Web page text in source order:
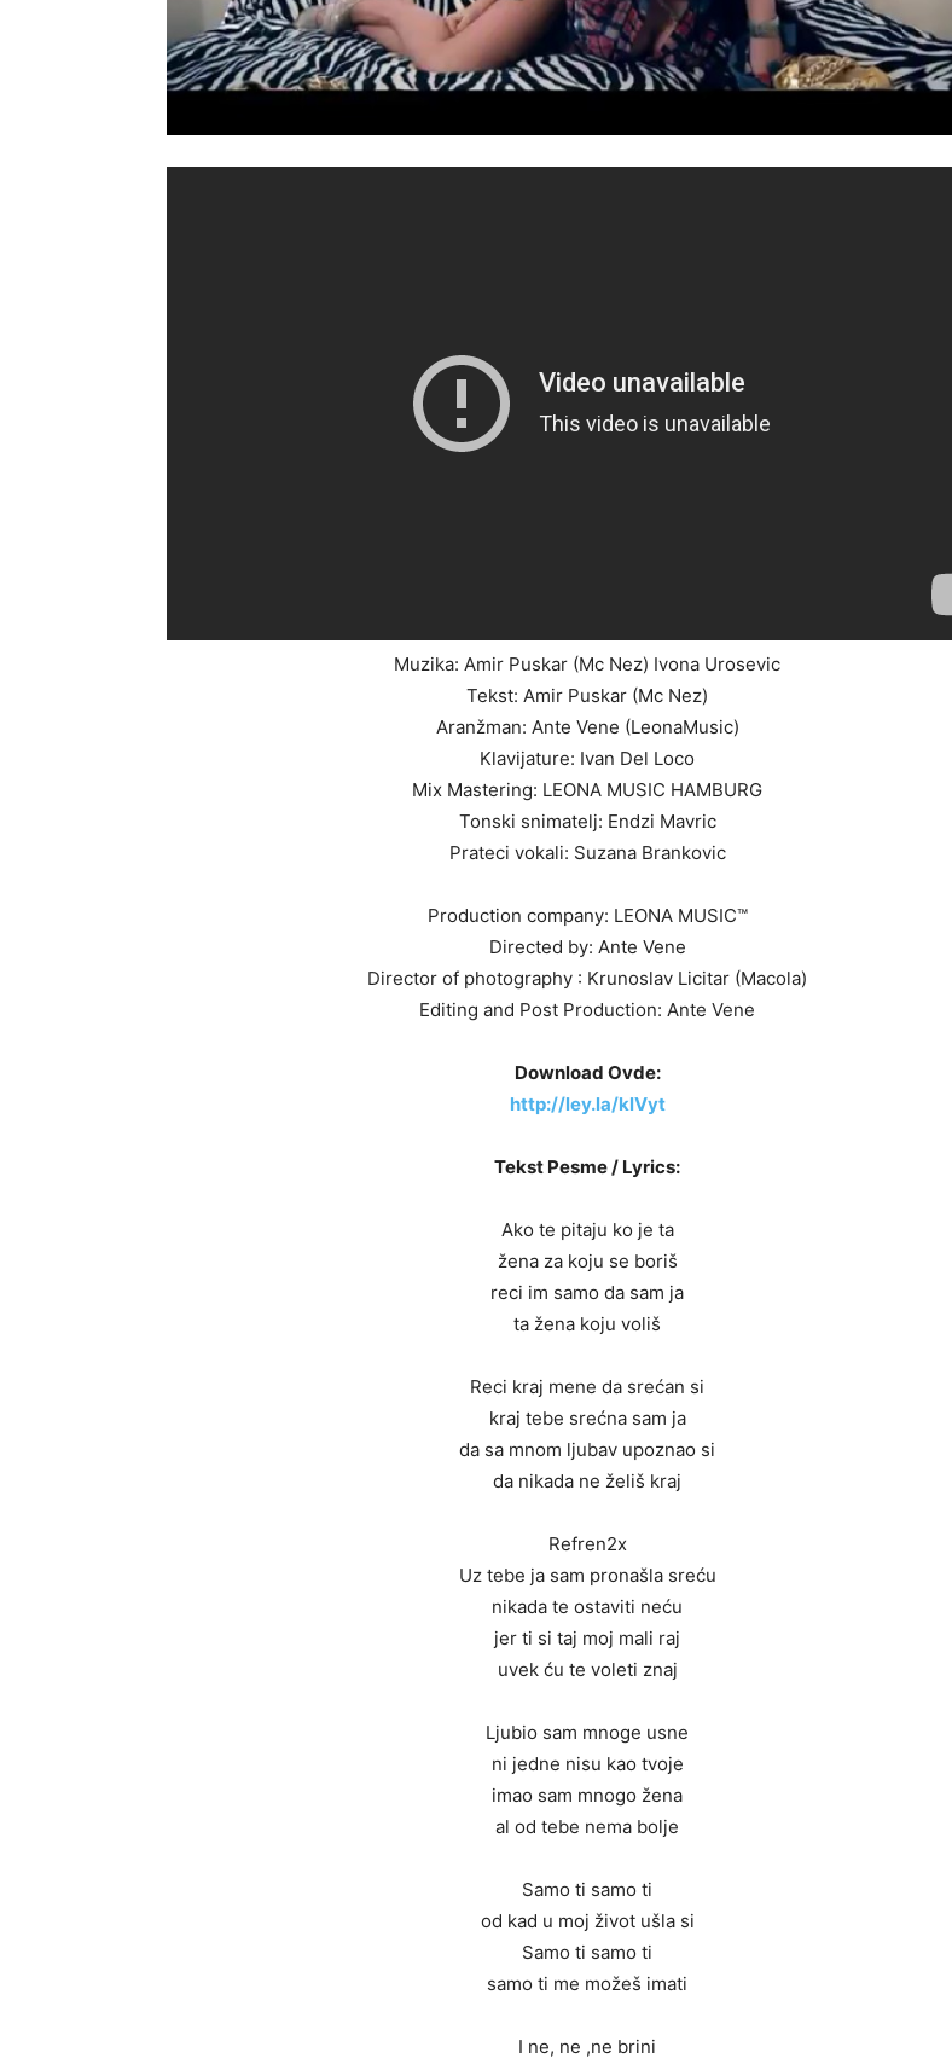
Muzika: Amir Puskar (Mc Nez) Ivona Urosevic
Tekst: Amir Puskar (Mc Nez)
Aranžman: Ante Vene (LeonaMusic)
Klavijature: Ivan Del Loco
Mix Mastering: LEONA MUSIC HAMBURG
Tonski snimatelj: Endzi Mavric
Prateci vokali: Suzana Brankovic
Production company: LEONA MUSIC™
Directed by: Ante Vene
Director of photography : Krunoslav Licitar (Macola)
Editing and Post Production: Ante Vene
Download Ovde:
http://ley.la/klVyt
Tekst Pesme / Lyrics:
Ako te pitaju ko je ta
žena za koju se boriš
reci im samo da sam ja
ta žena koju voliš
Reci kraj mene da srećan si
kraj tebe srećna sam ja
da sa mnom ljubav upoznao si
da nikada ne želiš kraj
Refren2x
Uz tebe ja sam pronašla sreću
nikada te ostaviti neću
jer ti si taj moj mali raj
uvek ću te voleti znaj
Ljubio sam mnoge usne
ni jedne nisu kao tvoje
imao sam mnogo žena
al od tebe nema bolje
Samo ti samo ti
od kad u moj život ušla si
Samo ti samo ti
samo ti me možeš imati
I ne, ne ,ne brini